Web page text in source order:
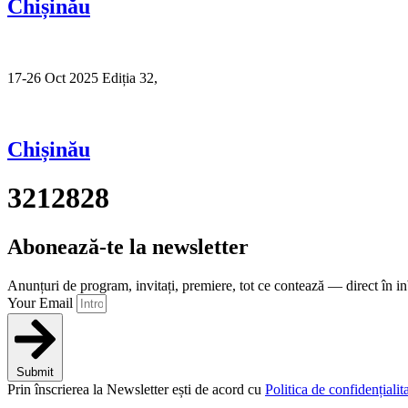
Chișinău
17-26 Oct 2025 Ediția 32,
Chișinău
3212828
Abonează-te la newsletter
Anunțuri de program, invitați, premiere, tot ce contează — direct în
Your Email
Submit
Prin înscrierea la Newsletter ești de acord cu Politica de